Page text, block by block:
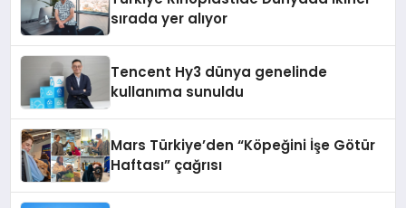
sırada yer alıyor
Tencent Hy3 dünya genelinde
kullanıma sunuldu
Mars Türkiye’den “Köpeğini İşe Götür
Haftası” çağrısı